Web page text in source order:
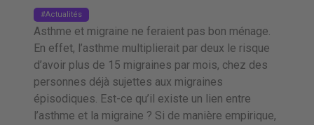
Actualités
Asthme et migraine ne feraient pas bon ménage.
En effet, l’asthme multiplierait par deux le risque
d’avoir plus de 15 migraines par mois, chez des
personnes déjà sujettes aux migraines
épisodiques. Est-ce qu’il existe un lien entre
l’asthme et la migraine ? Si de manière empirique,